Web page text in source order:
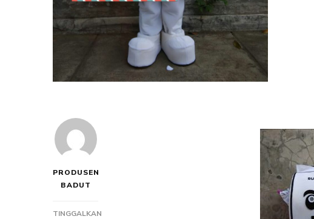
PRODUSEN
BADUT
TINGGALKAN